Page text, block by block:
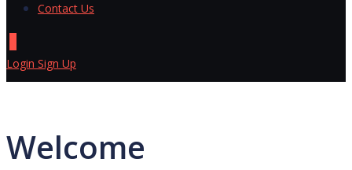
Contact Us
Login Sign Up
Welcome